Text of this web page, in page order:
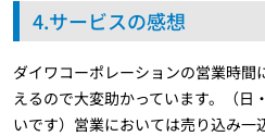
4.サービスの感想
ダイワコーポレーションの営業時間
えるので大変助かっています。（日
いです）営業においては売り込み